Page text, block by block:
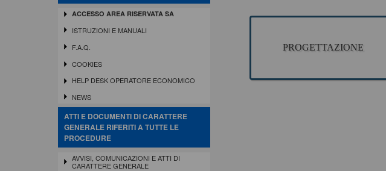
ACCESSO AREA RISERVATA SA
ISTRUZIONI E MANUALI
F.A.Q.
COOKIES
HELP DESK OPERATORE ECONOMICO
NEWS
ATTI E DOCUMENTI DI CARATTERE
GENERALE RIFERITI A TUTTE LE
PROCEDURE
AVVISI, COMUNICAZIONI E ATTI DI
CARATTERE GENERALE
PROGETTAZIONE